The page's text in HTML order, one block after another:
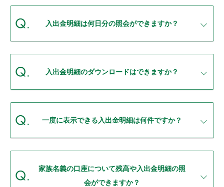
機能・サービス
セキュリティ
困った時は
入出金明細は何日分の照会ができますか？
入出金明細のダウンロードはできますか？
一度に表示できる入出金明細は何件ですか？
家族名義の口座について残高や入出金明細の照
会ができますか？